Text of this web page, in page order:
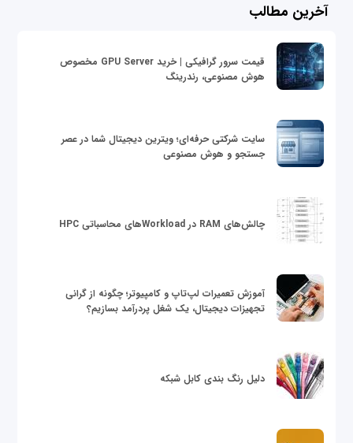
آخرین مطالب
قیمت سرور گرافیکی | خرید GPU Server مخصوص
هوش مصنوعی، رندرینگ
سایت شرکتی حرفه‌ای؛ ویترین دیجیتال شما در عصر
جستجو و هوش مصنوعی
چالش‌های RAM در Workloadهای محاسباتی HPC
آموزش تعمیرات لپ‌تاپ و کامپیوتر؛ چگونه از گرانی
تجهیزات دیجیتال، یک شغل پردرآمد بسازیم؟
دلیل رنگ بندی کابل شبکه